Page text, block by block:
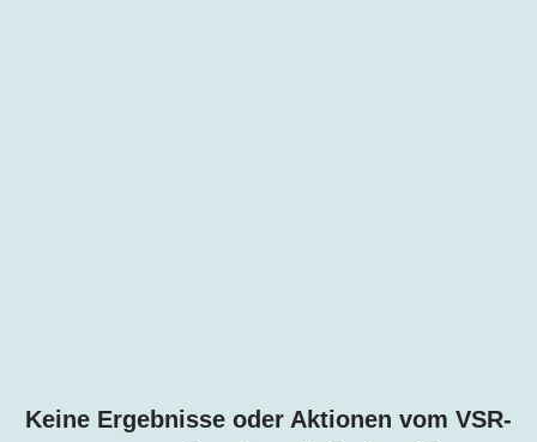
Keine Ergebnisse oder Aktionen vom VSR-